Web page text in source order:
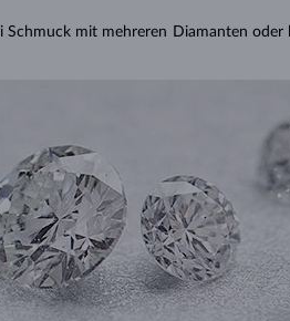
Schmuck mit mehreren Diamanten oder